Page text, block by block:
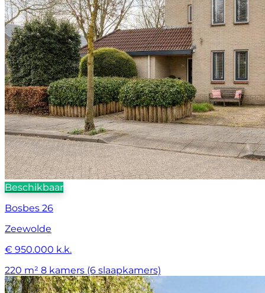
Beschikbaar
Bosbes 26
Zeewolde
€ 950.000 k.k.
220 m² 8 kamers (6 slaapkamers)